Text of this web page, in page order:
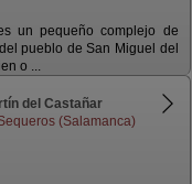
un pequeño complejo de
pueblo de San Miguel del
o ...
del Castañar
(Salamanca)